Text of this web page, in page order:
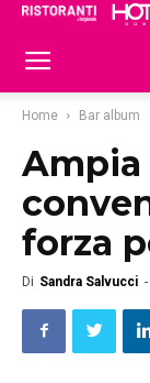
Home Bar album
Ampia
forza
Di Sandra Salvucci -